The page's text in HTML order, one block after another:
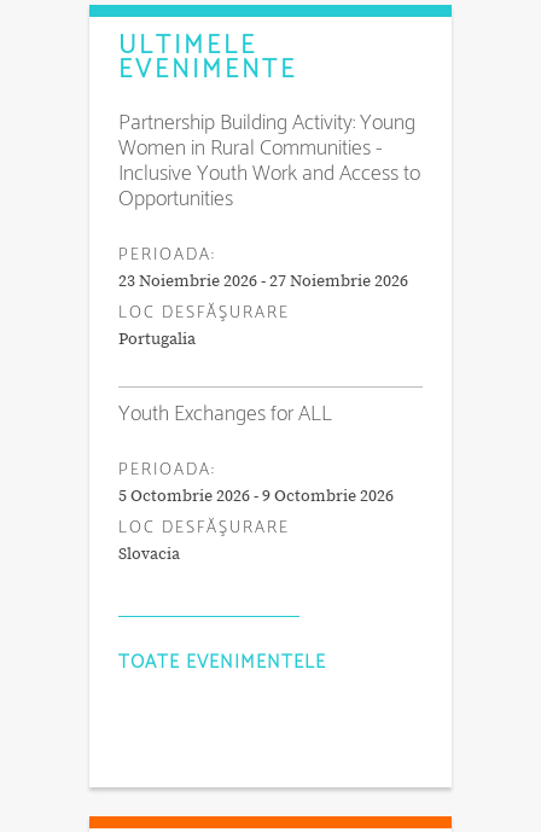
ULTIMELE
EVENIMENTE
Partnership Building Activity: Young
Women in Rural Communities -
Inclusive Youth Work and Access to
Opportunities
PERIOADA:
23 Noiembrie 2026 - 27 Noiembrie 2026
LOC DESFĂŞURARE
Portugalia
Youth Exchanges for ALL
PERIOADA:
5 Octombrie 2026 - 9 Octombrie 2026
LOC DESFĂŞURARE
Slovacia
TOATE EVENIMENTELE